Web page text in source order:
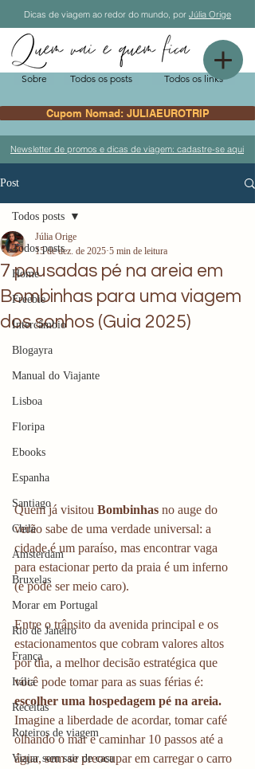
Sobre Todos os posts Todos os links
Cupom Nomad: JULIAEUROTRIP
Dicas de viagem ao redor do mundo, por Júlia Orige
Newsletter de promos e dicas de viagem: cadastre-se aqui
Post
Todos posts
Home
Freebie
Intercâmbio
Blogayra
Manual do Viajante
Lisboa
Floripa
Ebooks
Espanha
Santiago
Chile
Amsterdam
Bruxelas
Morar em Portugal
Rio de Janeiro
França
Itália
Receitas
Roteiros de viagem
Viajar sem sair de casa
Todos posts
7 pousadas pé na areia em
Bombinhas para uma viagem
dos sonhos (Guia 2025)
Júlia Orige
15 de dez. de 2025 5 min de leitura
Quem já visitou Bombinhas no auge do
verão sabe de uma verdade universal: a
cidade é um paraíso, mas encontrar vaga
para estacionar perto da praia é um inferno
(e pode ser meio caro).
Entre o trânsito da avenida principal e os
estacionamentos que cobram valores altos
por dia, a melhor decisão estratégica que
você pode tomar para as suas férias é:
escolher uma hospedagem pé na areia.
Imagine a liberdade de acordar, tomar café
olhando o mar e caminhar 10 passos até a
água, sem se preocupar em carregar o carro